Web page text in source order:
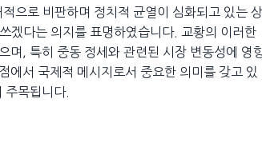
으로 비판하며 정치적 균열이 심화되고 있는 상
겠다는 의지를 표명하였습니다. 교황의 이러한
며, 특히 중동 정세와 관련된 시장 변동성에 영
에서 국제적 메시지로서 중요한 의미를 갖고 있
주목됩니다.